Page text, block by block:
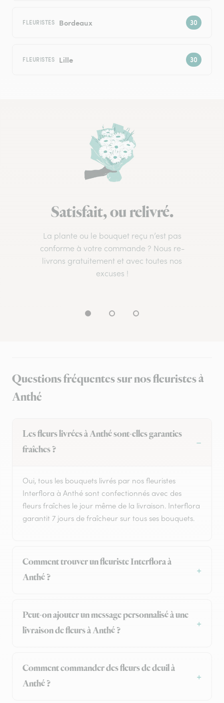
FLEURISTES Bordeaux
FLEURISTES Lille
Satisfait, ou relivré.
La plante ou le bouquet reçu n’est pas
conforme à votre commande ? Nous re-
livrons gratuitement et avec toutes nos
excuses !
Questions fréquentes sur nos fleuristes à
Anthé
Les fleurs livrées à Anthé sont-elles garanties
fraîches ?
Oui, tous les bouquets livrés par nos fleuristes
Interflora à Anthé sont confectionnés avec des
fleurs fraîches le jour même de la livraison. Interflora
garantit 7 jours de fraîcheur sur tous ses bouquets.
Comment trouver un fleuriste Interflora à
Anthé ?
Peut-on ajouter un message personnalisé à une
livraison de fleurs à Anthé ?
Comment commander des fleurs de deuil à
Anthé ?